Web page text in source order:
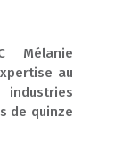
Mélanie
au
de quinze